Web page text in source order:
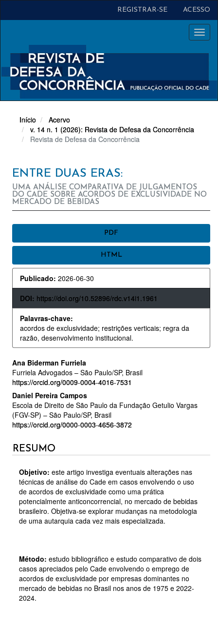
Lateral
REGISTRAR-SE ACESSO
Início
Acervo
v. 14 n. 1 (2026): Revista de Defesa da Concorrência
Revista de Defesa da Concorrência
ENTRE DUAS ERAS:
UMA ANÁLISE COMPARATIVA DE JULGAMENTOS
DO CADE SOBRE ACORDOS DE EXCLUSIVIDADE NO
MERCADO DE BEBIDAS
LATERAL
DE
ARTIGOS
PDF
HTML
Publicado: 2026-06-30
DOI: https://doi.org/10.52896/rdc.v14i1.1961
Palavras-chave:
acordos de exclusividade; restrições verticais; regra da
razão, desenvolvimento institucional.
CONTEÚDO
DO
ARTIGO
PRINCIPAL
Ana Biderman Furriela
Furriela Advogados – São Paulo/SP, Brasil
https://orcid.org/0009-0004-4016-7531
Daniel Pereira Campos
Escola de Direito de São Paulo da Fundação Getulio Vargas
(FGV-SP) – São Paulo/SP, Brasil
https://orcid.org/0000-0003-4656-3872
RESUMO
Objetivo: este artigo investiga eventuais alterações nas
técnicas de análise do Cade em casos envolvendo o uso
de acordos de exclusividade como uma prática
potencialmente anticoncorrencial, no mercado de bebidas
brasileiro. Objetiva-se explorar mudanças na metodologia
de uma autarquia cada vez mais especializada.
Método: estudo bibliográfico e estudo comparativo de dois
casos apreciados pelo Cade envolvendo o emprego de
acordos de exclusividade por empresas dominantes no
mercado de bebidas no Brasil nos anos de 1975 e 2022-
2024.